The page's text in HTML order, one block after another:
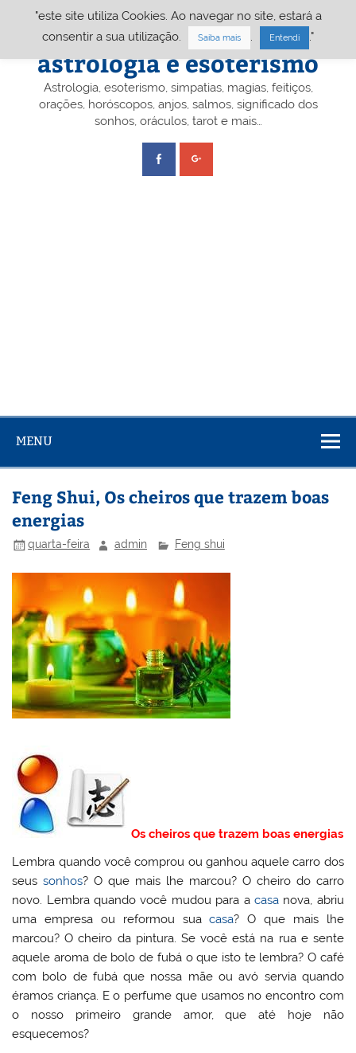
Portal A&E – Portal
astrologia e esoterismo
Astrologia, esoterismo, simpatias, magias, feitiços,
orações, horóscopos, anjos, salmos, significado dos
sonhos, oráculos, tarot e mais…
MENU
Feng Shui, Os cheiros que trazem boas
energias
quarta-feira admin Feng shui
Os cheiros que trazem boas energias
Lembra quando você comprou ou ganhou aquele carro dos
seussonhos? O que mais lhe marcou? O cheiro do carro
novo. Lembra quando você mudou para acasa nova, abriu
uma empresa ou reformou suacasa? O que mais lhe
marcou? O cheiro da pintura. Se você está na rua e sente
aquele aroma de bolo de fubá o que isto te lembra? O café
com bolo de fubá que nossa mãe ou avó servia quando
éramos criança. E o perfume que usamos no encontro com
o nosso primeiro grande amor, que até hoje não
esquecemos?
"este site utiliza Cookies. Ao navegar no site, estará a
consentir a sua utilização.
Saiba mais Entendi ."